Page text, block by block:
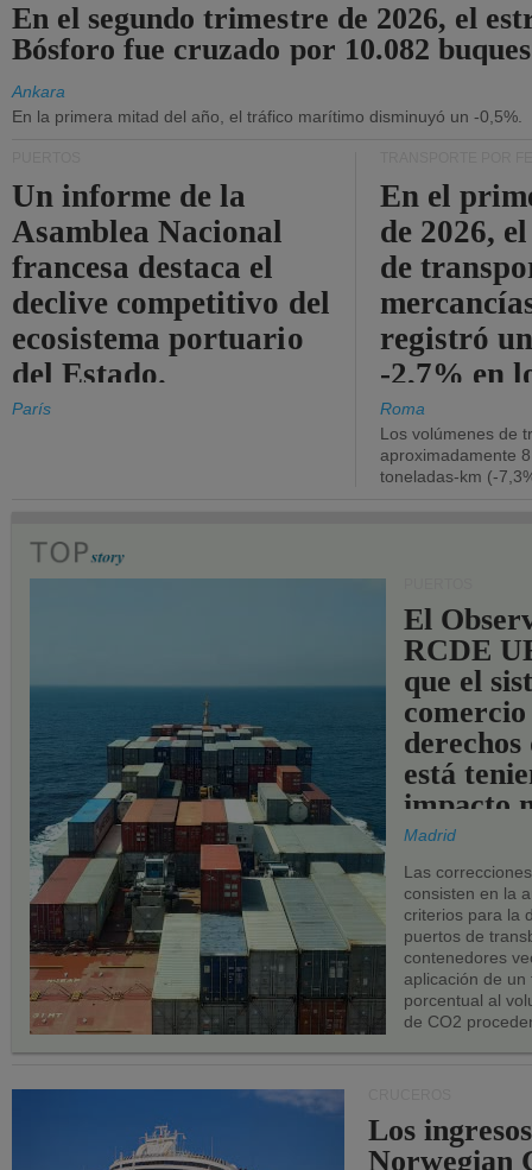
En el segundo trimestre de 2026, el
Bósforo fue cruzado por 10.082
Ankara
En la primera mitad del año, el tráfico marítimo disminuyó un -0,5%.
Un informe de la
Asamblea Nacional
francesa destaca el
declive competitivo del
ecosistema portuario
del Estado.
París
En el
de 2026,
de
registró
-2,7% en
Roma
Los volúmenes de
aproximadamente
toneladas-km (-
El
RCDE
que el
comercio
derechos
está
impacto
los
UE.
Madrid
Las
consisten en la
criterios para la
puertos de
contenedores
aplicación de
porcentual al
de CO2
Los
Norwegian